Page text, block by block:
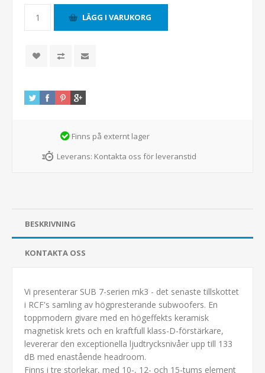
Finns på externt lager
Leverans: Kontakta oss för leveranstid
BESKRIVNING
KONTAKTA OSS
Vi presenterar SUB 7-serien mk3 - det senaste tillskottet
i RCF's samling av högpresterande subwoofers. En
toppmodern givare med en högeffekts keramisk
magnetisk krets och en kraftfull klass-D-förstärkare,
levererar den exceptionella ljudtrycksnivåer upp till 133
dB med enastående headroom.
Finns i tre storlekar, med 10-, 12- och 15-tums element